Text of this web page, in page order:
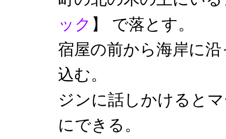
ック 】 で落とす。
宿屋の前から海岸に
込む。
ジンに話しかけると
にできる。